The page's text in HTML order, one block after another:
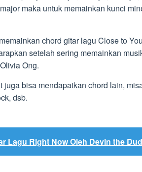
maka untuk memainkan kunci
chord gitar lagu Close to
setelah sering memainkan
Ong.
juga bisa mendapatkan chord lain,
dsb.
Lagu Right Now Oleh Devin the